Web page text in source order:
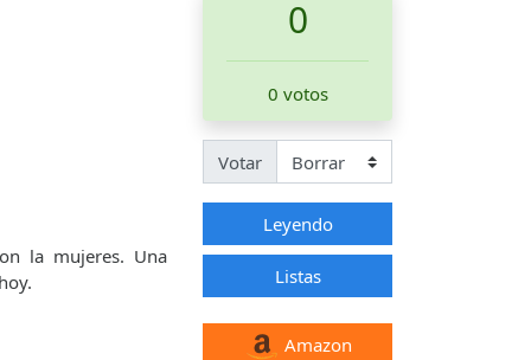
la mujeres. Una
0
0 votos
Votar
Leyendo
Listas
Amazon